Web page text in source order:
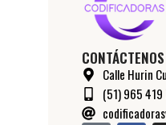
CONTÁCTENOS
Calle Hurin
(51) 965 419